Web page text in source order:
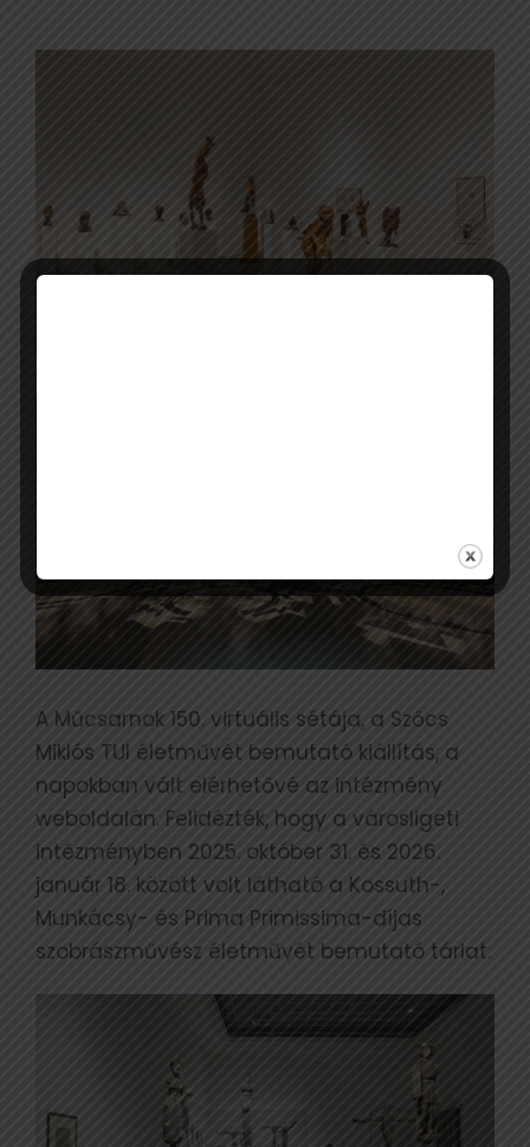
A Műcsarnok 150. virtuális sétája, a Szőcs
Miklós TUI életművét bemutató kiállítás, a
napokban vált elérhetővé az intézmény
weboldalán. Felidézték, hogy a városligeti
intézményben 2025. október 31. és 2026.
január 18. között volt látható a Kossuth-,
Munkácsy- és Prima Primissima-díjas
szobrászművész életművét bemutató tárlat.